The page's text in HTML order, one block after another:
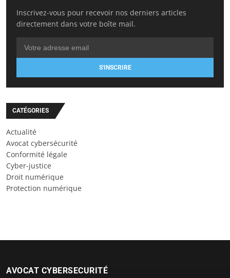
Inscrivez-vous pour recevoir nos derniers articles
directement dans votre boîte mail.
S'INSCRIRE
CATÉGORIES
Actualité
Avocat cybersécurité
Conformité légale
Cyber-justice
Droit numérique
Protection numérique
AVOCAT CYBERSECURITÉ